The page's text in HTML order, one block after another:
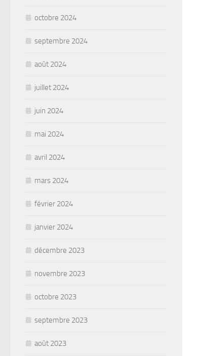
octobre 2024
septembre 2024
août 2024
juillet 2024
juin 2024
mai 2024
avril 2024
mars 2024
février 2024
janvier 2024
décembre 2023
novembre 2023
octobre 2023
septembre 2023
août 2023